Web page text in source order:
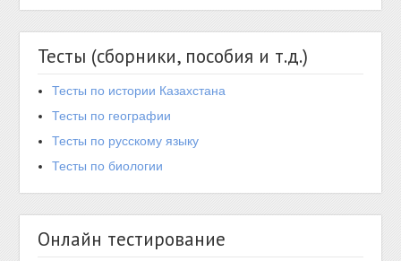
Тесты (сборники, пособия и т.д.)
Тесты по истории Казахстана
Тесты по географии
Тесты по русскому языку
Тесты по биологии
Онлайн тестирование